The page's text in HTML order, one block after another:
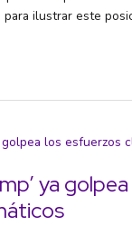
ilustrar este
ya